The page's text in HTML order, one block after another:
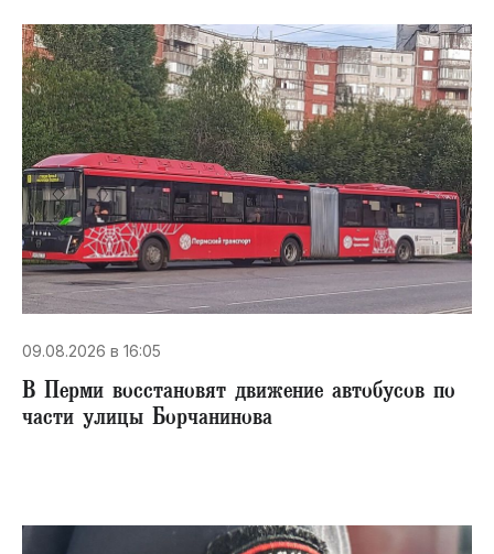
09.08.2026 в 16:05
В Перми восстановят движение автобусов по
части улицы Борчанинова